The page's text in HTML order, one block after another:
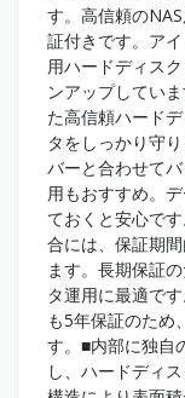
す。高信頼の
証付きです。ア
用ハードディス
ンアップしてい
た高信頼ハード
タをしっかり守
バーと合わせて
用もおすすめ。
ておくと安心で
合には、保証期
ます。長期保証
タ運用に最適で
も5年保証のため
す。■内部に独自
し、ハードディ